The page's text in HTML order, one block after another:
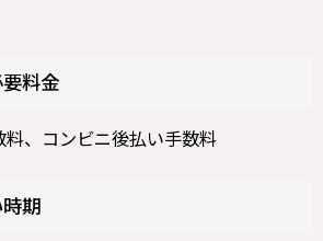
料金
、コンビニ後払い手数料
期